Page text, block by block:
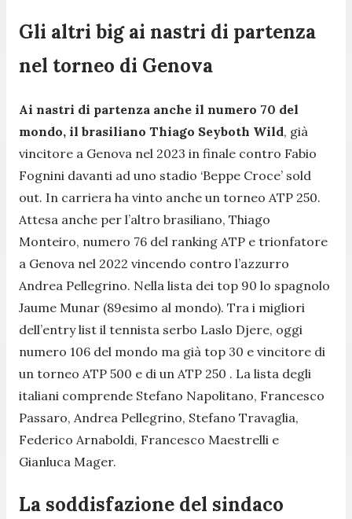
Gli altri big ai nastri di partenza
nel torneo di Genova
Ai nastri di partenza anche il numero 70 del
mondo, il brasiliano Thiago Seyboth Wild, già
vincitore a Genova nel 2023 in finale contro Fabio
Fognini davanti ad uno stadio ‘Beppe Croce’ sold
out. In carriera ha vinto anche un torneo ATP 250.
Attesa anche per l’altro brasiliano, Thiago
Monteiro, numero 76 del ranking ATP e trionfatore
a Genova nel 2022 vincendo contro l’azzurro
Andrea Pellegrino. Nella lista dei top 90 lo spagnolo
Jaume Munar (89esimo al mondo). Tra i migliori
dell’entry list il tennista serbo Laslo Djere, oggi
numero 106 del mondo ma già top 30 e vincitore di
un torneo ATP 500 e di un ATP 250 . La lista degli
italiani comprende Stefano Napolitano, Francesco
Passaro, Andrea Pellegrino, Stefano Travaglia,
Federico Arnaboldi, Francesco Maestrelli e
Gianluca Mager.
La soddisfazione del sindaco